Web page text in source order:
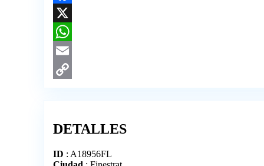
Facebook
X
WhatsApp
Email
DETALLES
ID : A18956FL